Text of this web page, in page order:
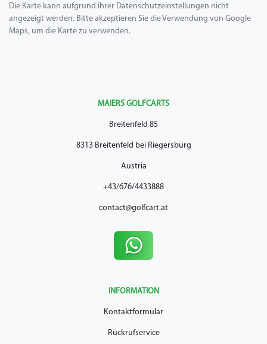
Die Karte kann aufgrund ihrer Datenschutzeinstellungen nicht
angezeigt werden. Bitte akzeptieren Sie die Verwendung von Google
Maps, um die Karte zu verwenden.
MAIERS GOLFCARTS
Breitenfeld 85
8313 Breitenfeld bei Riegersburg
Austria
+43/676/4433888
contact@golfcart.at
INFORMATION
Kontaktformular
Rückrufservice